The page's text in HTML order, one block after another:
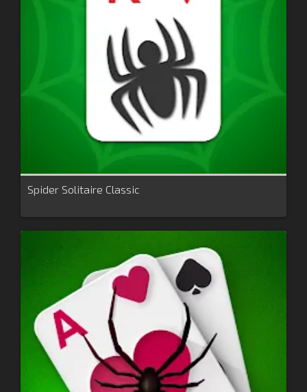
Spider Solitaire Classic